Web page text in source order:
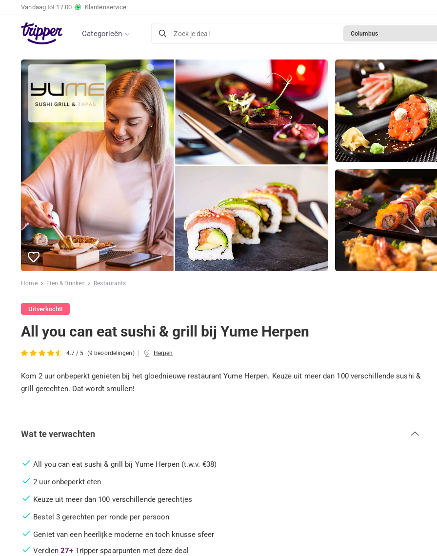
Vandaag tot 17:00 Klantenservice
Categorieën Zoek je deal Columbus
Home Eten & Drinken Restaurants
Uitverkocht!
All you can eat sushi & grill bij Yume Herpen
4.7 / 5 (9 beoordelingen) | Herpen
Kom 2 uur onbeperkt genieten bij het gloednieuwe restaurant Yume Herpen. Keuze uit meer dan 100 verschillende sushi &
grill gerechten. Dat wordt smullen!
Wat te verwachten
All you can eat sushi & grill bij Yume Herpen (t.w.v. €38)
2 uur onbeperkt eten
Keuze uit meer dan 100 verschillende gerechtjes
Bestel 3 gerechten per ronde per persoon
Geniet van een heerlijke moderne en toch knusse sfeer
Verdien27+ Tripper spaarpunten met deze deal